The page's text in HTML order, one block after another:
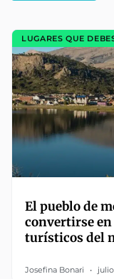
LUGARES QUE
El pueblo de
convertirse
turísticos del
Josefina Bonari